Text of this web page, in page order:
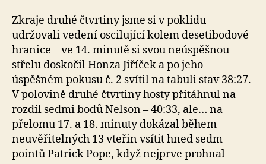
Zkraje druhé čtvrtiny jsme si v poklidu
udržovali vedení oscilující kolem desetibodové
hranice – ve 14. minutě si svou neúspěšnou
střelu doskočil Honza Jiříček a po jeho
úspěšném pokusu č. 2 svítil na tabuli stav 38:27.
V polovině druhé čtvrtiny hosty přitáhnul na
rozdíl sedmi bodů Nelson – 40:33, ale… na
přelomu 17. a 18. minuty dokázal během
neuvěřitelných 13 vteřin vsítit hned sedm
pointů Patrick Pope, když nejprve prohnal